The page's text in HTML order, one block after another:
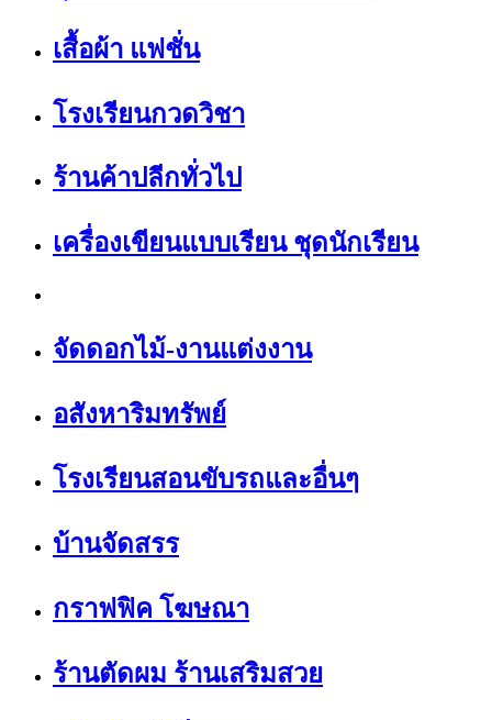
เสื้อผ้า แฟชั่น
โรงเรียนกวดวิชา
ร้านค้าปลีกทั่วไป
เครื่องเขียนแบบเรียน ชุดนักเรียน
จัดดอกไม้-งานแต่งงาน
อสังหาริมทรัพย์
โรงเรียนสอนขับรถและอื่นๆ
บ้านจัดสรร
กราฟฟิค โฆษณา
ร้านตัดผม ร้านเสริมสวย